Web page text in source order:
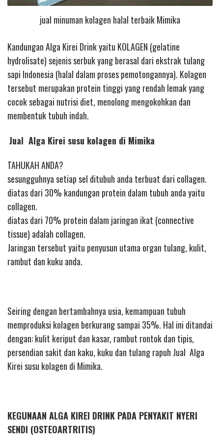
jual minuman kolagen halal terbaik Mimika
Kandungan Alga Kirei Drink yaitu KOLAGEN (gelatine
hydrolisate) sejenis serbuk yang berasal dari ekstrak tulang
sapi Indonesia (halal dalam proses pemotongannya). Kolagen
tersebut merupakan protein tinggi yang rendah lemak yang
cocok sebagai nutrisi diet, menolong mengokohkan dan
membentuk tubuh indah.
Jual Alga Kirei susu kolagen di Mimika
TAHUKAH ANDA?
sesungguhnya setiap sel ditubuh anda terbuat dari collagen.
diatas dari 30% kandungan protein dalam tubuh anda yaitu
collagen.
diatas dari 70% protein dalam jaringan ikat (connective
tissue) adalah collagen.
Jaringan tersebut yaitu penyusun utama organ tulang, kulit,
rambut dan kuku anda.
Seiring dengan bertambahnya usia, kemampuan tubuh
memproduksi kolagen berkurang sampai 35%. Hal ini ditandai
dengan: kulit keriput dan kasar, rambut rontok dan tipis,
persendian sakit dan kaku, kuku dan tulang rapuh Jual Alga
Kirei susu kolagen di Mimika.
KEGUNAAN ALGA KIREI DRINK PADA PENYAKIT NYERI
SENDI (OSTEOARTRITIS)